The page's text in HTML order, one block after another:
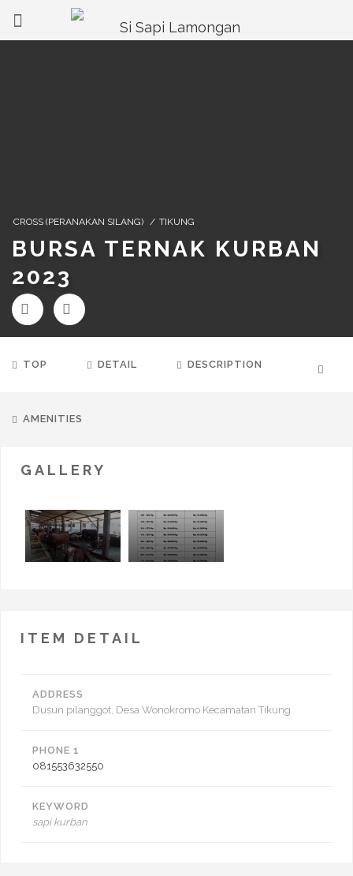
CROSS (PERANAKAN SILANG) / TIKUNG
BURSA TERNAK KURBAN
2023
TOP DETAIL DESCRIPTION
AMENITIES
GALLERY
ITEM DETAIL
ADDRESS
Dusun pilanggot, Desa Wonokromo Kecamatan Tikung
PHONE 1
081553632550
KEYWORD
sapi kurban